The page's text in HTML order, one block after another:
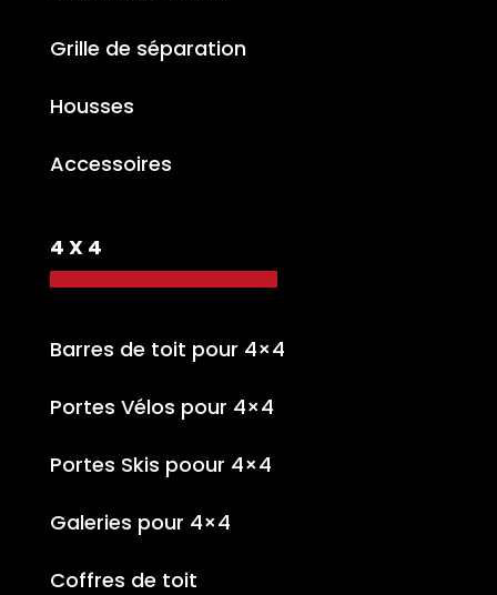
Grille de séparation
Housses
Accessoires
4 X 4
Barres de toit pour 4×4
Portes Vélos pour 4×4
Portes Skis poour 4×4
Galeries pour 4×4
Coffres de toit